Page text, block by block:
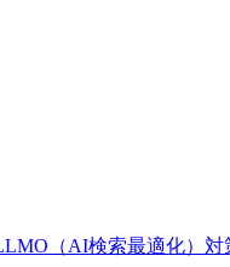
（AI検索最適化）対